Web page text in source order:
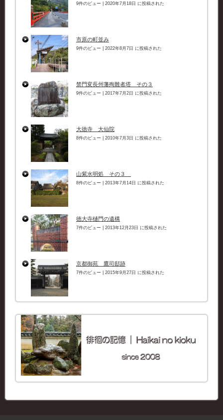
9件のビュー 2020年7月18日 に投稿された
市原の町並み
9件のビュー 2022年8月7日 に投稿された
禁門変長州藩殉難者塔 その３
9件のビュー 2017年7月2日 に投稿された
大徳寺 大仙院
8件のビュー 2010年7月3日 に投稿された
山紫水明処 その３
8件のビュー 2013年7月14日 に投稿された
徳大寺樋門の遺構
7件のビュー 2013年12月23日 に投稿された
京都御苑 鷹司邸跡
7件のビュー 2015年9月27日 に投稿された